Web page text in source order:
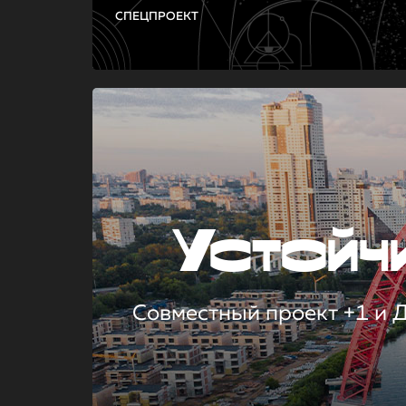
СПЕЦПРОЕКТ
Совместный проект +1 и